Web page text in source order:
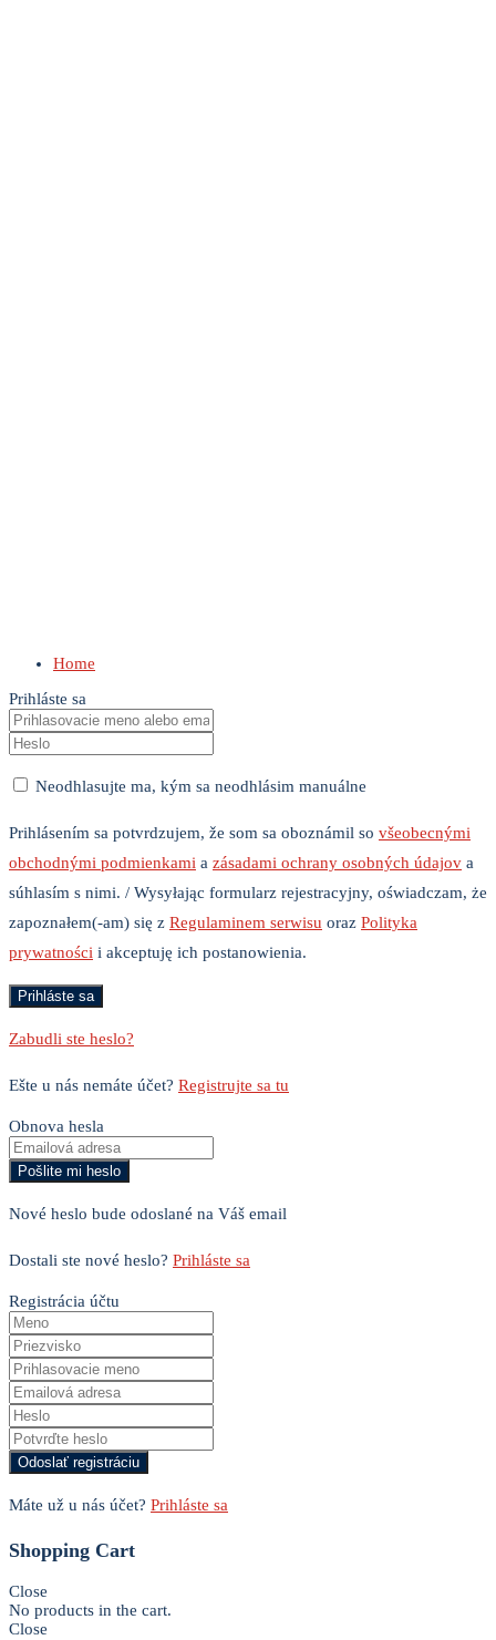
Home
Prihláste sa
Neodhlasujte ma, kým sa neodhlásim manuálne
Prihlásením sa potvrdzujem, že som sa oboznámil so všeobecnými
obchodnými podmienkami a zásadami ochrany osobných údajov a
súhlasím s nimi. / Wysyłając formularz rejestracyjny, oświadczam, że
zapoznałem(-am) się z Regulaminem serwisu oraz Polityka
prywatności i akceptuję ich postanowienia.
Zabudli ste heslo?
Ešte u nás nemáte účet? Registrujte sa tu
Obnova hesla
Nové heslo bude odoslané na Váš email
Dostali ste nové heslo? Prihláste sa
Registrácia účtu
Máte už u nás účet? Prihláste sa
Shopping Cart
Close
No products in the cart.
Close